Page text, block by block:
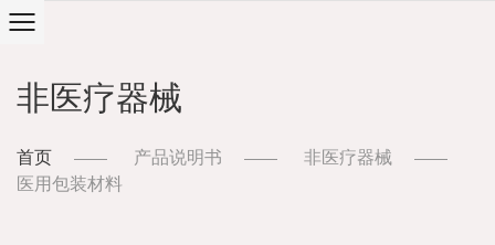
非医疗器械
首页 产品说明书
非医疗器械
医用包装材料